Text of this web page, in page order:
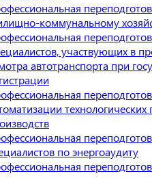
коммунальному
участвующих в
автотранспорта при
технологических
по энергоаудиту